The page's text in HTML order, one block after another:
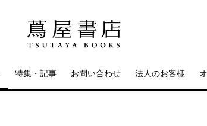
特集・記事 お問い合わせ 法人のお客様